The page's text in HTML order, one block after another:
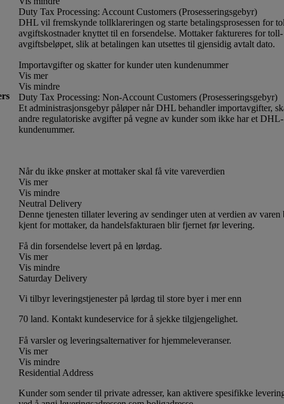
Duty Tax Processing: Account Customers (Prosesseringsgebyr)
DHL vil fremskynde tollklareringen og starte betalingsprosessen for
avgiftskostnader knyttet til en forsendelse. Mottaker faktureres for
avgiftsbeløpet, slik at betalingen kan utsettes til gjensidig avtalt dato.
Importavgifter og skatter for kunder uten kundenummer
Vis mer
Vis mindre
Duty Tax Processing: Non-Account Customers (Prosesseringsgebyr)
Et administrasjonsgebyr påløper når DHL behandler importavgifter,
andre regulatoriske avgifter på vegne av kunder som ikke har et DHL-
kundenummer.
Når du ikke ønsker at mottaker skal få vite vareverdien
Vis mer
Vis mindre
Neutral Delivery
Denne tjenesten tillater levering av sendinger uten at verdien av
kjent for mottaker, da handelsfakturaen blir fjernet før levering.
Få din forsendelse levert på en lørdag.
Vis mer
Vis mindre
Saturday Delivery
Vi tilbyr leveringstjenester på lørdag til store byer i mer enn
70 land. Kontakt kundeservice for å sjekke tilgjengelighet.
Få varsler og leveringsalternativer for hjemmeleveranser.
Vis mer
Vis mindre
Residential Address
Kunder som sender til private adresser, kan aktivere spesifikke